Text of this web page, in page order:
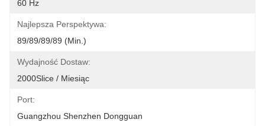
60 Hz
Najlepsza Perspektywa:
89/89/89/89 (min.)
Wydajność Dostaw:
2000Slice / Miesiąc
Port:
Guangzhou Shenzhen Dongguan